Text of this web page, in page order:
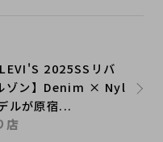
2025SSリバ
ゾン】Denim × Nyl
ルが原宿...
店